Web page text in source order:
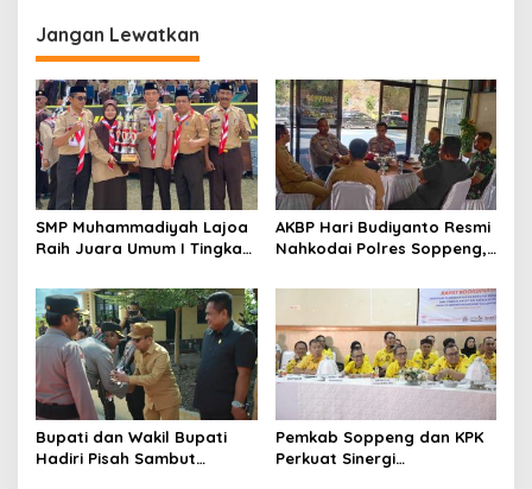
Jangan Lewatkan
SMP Muhammadiyah Lajoa
Raih Juara Umum I Tingkat
Perkemahan Hari Pramuka
ke-65 Kwarcab Soppeng
AKBP Hari Budiyanto Resmi
Nahkodai Polres Soppeng,
Hadiri Pisah Sambut
Bupati dan Wakil Bupati
Hadiri Pisah Sambut
Pemkab Soppeng dan KPK
Perkuat Sinergi